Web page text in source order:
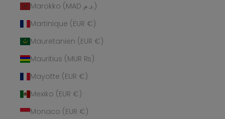
Marokko (MAD د.م.)
Martinique (EUR €)
Mauretanien (EUR €)
Mauritius (MUR ₨)
Mayotte (EUR €)
Mexiko (EUR €)
Monaco (EUR €)